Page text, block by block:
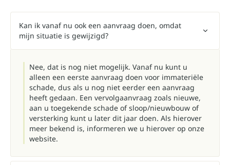
Kan ik vanaf nu ook een aanvraag doen, omdat
mijn situatie is gewijzigd?
Nee, dat is nog niet mogelijk. Vanaf nu kunt u
alleen een eerste aanvraag doen voor immateriële
schade, dus als u nog niet eerder een aanvraag
heeft gedaan. Een vervolgaanvraag zoals nieuwe,
aan u toegekende schade of sloop/nieuwbouw of
versterking kunt u later dit jaar doen. Als hierover
meer bekend is, informeren we u hierover op onze
website.